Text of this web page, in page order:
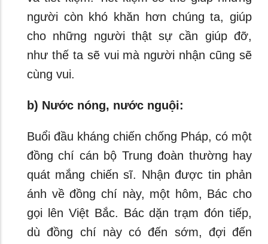
người còn khó khăn hơn chúng ta, giúp
cho những người thật sự cần giúp đỡ,
như thế ta sẽ vui mà người nhận cũng sẽ
cùng vui.
b) Nước nóng, nước nguội:
Buổi đầu kháng chiến chống Pháp, có một
đồng chí cán bộ Trung đoàn thường hay
quát mắng chiến sĩ. Nhận được tin phản
ánh về đồng chí này, một hôm, Bác cho
gọi lên Việt Bắc. Bác dặn trạm đón tiếp,
dù đồng chí này có đến sớm, đợi đến